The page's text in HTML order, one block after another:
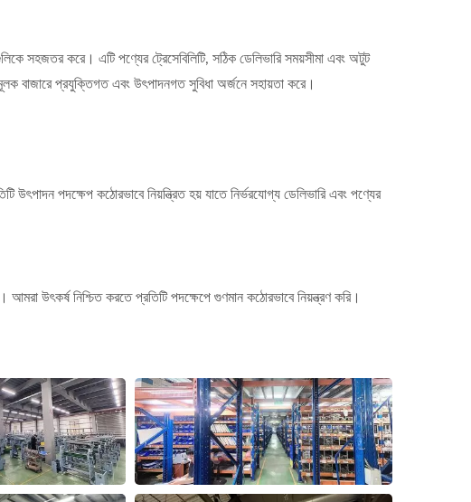
সহজতর করে। এটি পণ্যের ট্রেসেবিলিটি, সঠিক ডেলিভারি সময়সীমা এবং অটুট
বাজারে প্রযুক্তিগত এবং উৎপাদনগত সুবিধা অর্জনে সহায়তা করে।
পদক্ষেপ কঠোরভাবে নিয়ন্ত্রিত হয় যাতে নির্ভরযোগ্য ডেলিভারি এবং পণ্যের
উৎকর্ষ নিশ্চিত করতে প্রতিটি পদক্ষেপে গুণমান কঠোরভাবে নিয়ন্ত্রণ করি।